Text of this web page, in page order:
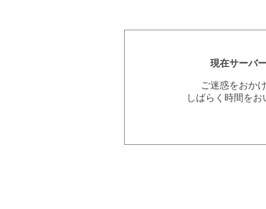
現在サーバ
ご迷惑をおか
しばらく時間を